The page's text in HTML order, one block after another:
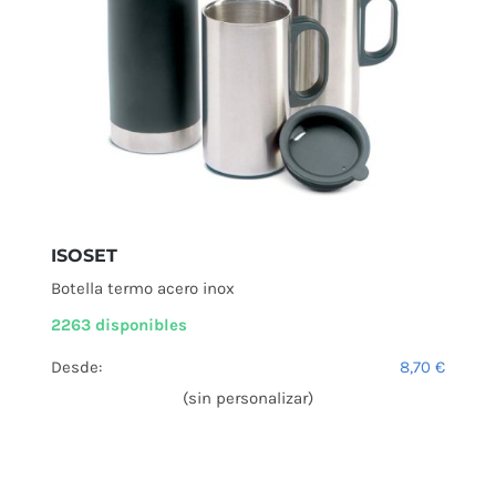
ISOSET
Botella termo acero inox
2263 disponibles
Desde: 8,70 €
(sin personalizar)